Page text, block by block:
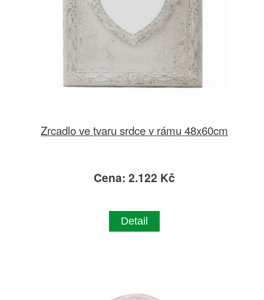
Zrcadlo ve tvaru srdce v rámu 48x60cm
Cena: 2.122 Kč
Detail